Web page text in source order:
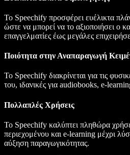
Το Speechify προσφέρει ευέλικτα
ώστε να μπορεί να το αξιοποιήσει ο
επαγγελματίες έως μεγάλες
Ποιότητα στην Αναπαραγωγή
Το Speechify διακρίνεται για τις
του, ιδανικές για audiobooks, e-
Πολλαπλές Χρήσεις
Το Speechify καλύπτει πληθώρα
περιεχομένου και e-learning μέχρι
αύξηση παραγωγικότητας.